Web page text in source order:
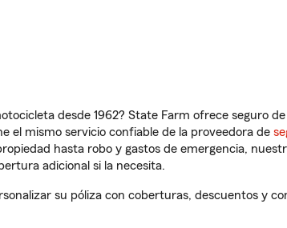
desde 1962? State Farm ofrece seguro
el mismo servicio confiable de la proveedora de
hasta robo y gastos de emergencia,
adicional si la necesita.
su póliza con coberturas, descuentos y